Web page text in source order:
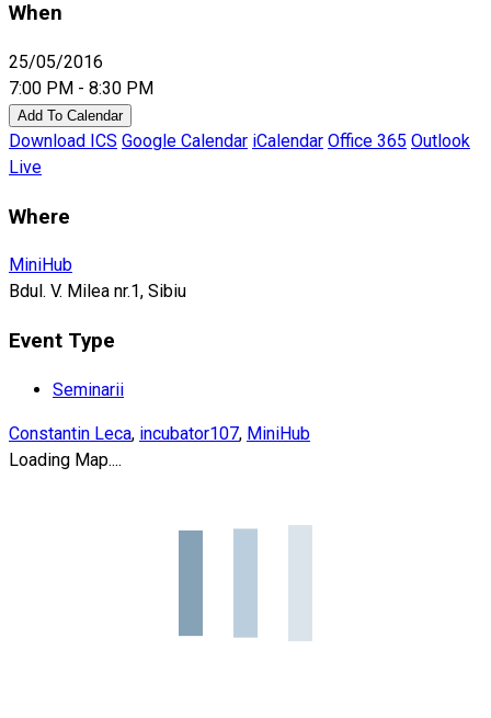
When
25/05/2016
7:00 PM - 8:30 PM
Add To Calendar
Download ICS Google Calendar iCalendar Office 365 Outlook
Live
Where
MiniHub
Bdul. V. Milea nr.1, Sibiu
Event Type
Seminarii
Constantin Leca, incubator107, MiniHub
Loading Map....